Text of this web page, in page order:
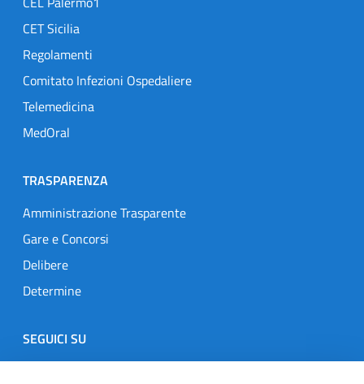
CET Sicilia
Regolamenti
Comitato Infezioni Ospedaliere
Telemedicina
MedOral
TRASPARENZA
Amministrazione Trasparente
Gare e Concorsi
Delibere
Determine
SEGUICI SU
Designers Italia
TwitterInstagramYoutubeLinkedin